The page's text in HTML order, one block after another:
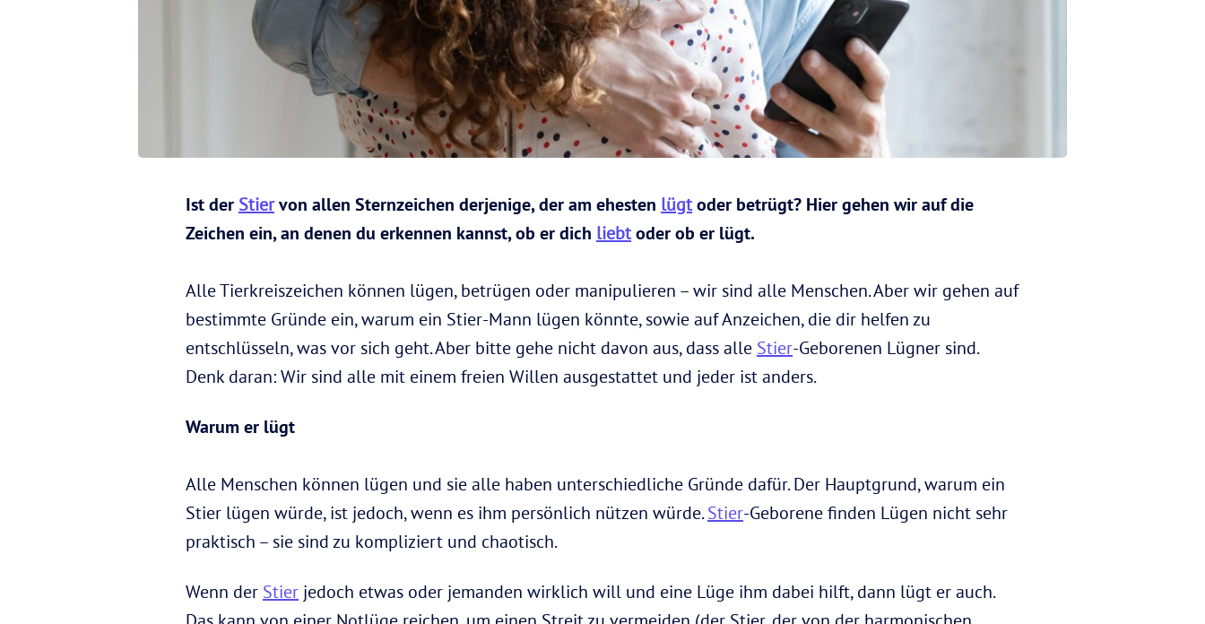
Ist der Stiervon allen Sternzeichen derjenige, der am ehesten lügtoder betrügt? Hier gehen wir auf die
Zeichen ein, an denen du erkennen kannst, ob er dich liebtoder ob er lügt.
Alle Tierkreiszeichen können lügen, betrügen oder manipulieren – wir sind alle Menschen. Aber wir gehen auf
bestimmte Gründe ein, warum ein Stier-Mann lügen könnte, sowie auf Anzeichen, die dir helfen zu
entschlüsseln, was vor sich geht. Aber bitte gehe nicht davon aus, dass alle Stier-Geborenen Lügner sind.
Denk daran: Wir sind alle mit einem freien Willen ausgestattet und jeder ist anders.
Warum er lügt
Alle Menschen können lügen und sie alle haben unterschiedliche Gründe dafür. Der Hauptgrund, warum ein
Stier lügen würde, ist jedoch, wenn es ihm persönlich nützen würde.Stier-Geborene finden Lügen nicht sehr
praktisch – sie sind zu kompliziert und chaotisch.
Wenn der Stier jedoch etwas oder jemanden wirklich will und eine Lüge ihm dabei hilft, dann lügt er auch.